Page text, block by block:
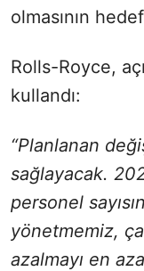
olmasının
Rolls-Royce,
kullandı:
“Planlanan
sağlayacak.
personel
yönetmemiz,
azalmayı en